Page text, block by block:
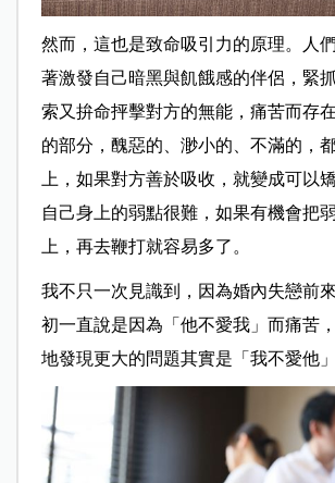
然而，這也是致命吸引力的原理。人
著激發自己暗黑與飢餓感的伴侶，緊
索又拚命抨擊對方的無能，痛苦而存
的部分，醜惡的、渺小的、不滿的，
上，如果對方善於吸收，就變成可以
自己身上的弱點很難，如果有機會把
上，再去鞭打就容易多了。
我不只一次見識到，因為婚內失戀前
初一直說是因為「他不愛我」而痛苦
地發現更大的問題其實是「我不愛他」